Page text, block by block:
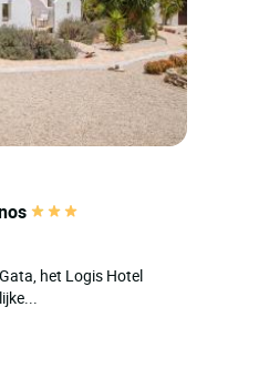
het Logis Hotel